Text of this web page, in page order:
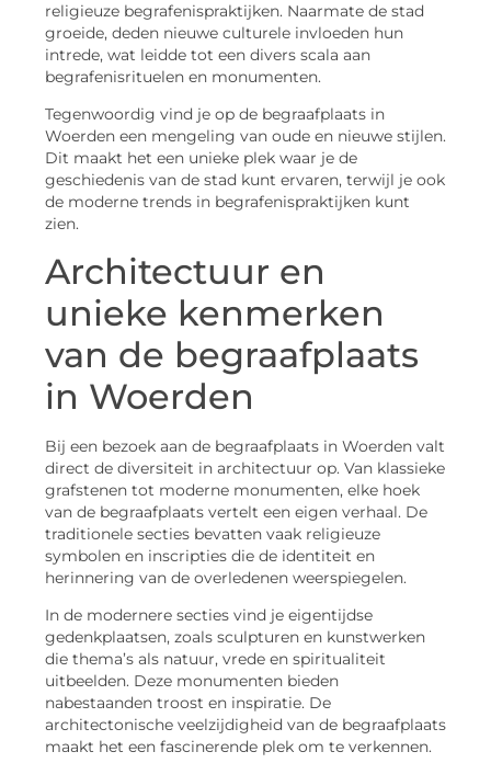
religieuze begrafenispraktijken. Naarmate de stad
groeide, deden nieuwe culturele invloeden hun
intrede, wat leidde tot een divers scala aan
begrafenisrituelen en monumenten.
Tegenwoordig vind je op de begraafplaats in
Woerden een mengeling van oude en nieuwe stijlen.
Dit maakt het een unieke plek waar je de
geschiedenis van de stad kunt ervaren, terwijl je ook
de moderne trends in begrafenispraktijken kunt
zien.
Architectuur en
unieke kenmerken
van de begraafplaats
in Woerden
Bij een bezoek aan de begraafplaats in Woerden valt
direct de diversiteit in architectuur op. Van klassieke
grafstenen tot moderne monumenten, elke hoek
van de begraafplaats vertelt een eigen verhaal. De
traditionele secties bevatten vaak religieuze
symbolen en inscripties die de identiteit en
herinnering van de overledenen weerspiegelen.
In de modernere secties vind je eigentijdse
gedenkplaatsen, zoals sculpturen en kunstwerken
die thema’s als natuur, vrede en spiritualiteit
uitbeelden. Deze monumenten bieden
nabestaanden troost en inspiratie. De
architectonische veelzijdigheid van de begraafplaats
maakt het een fascinerende plek om te verkennen.